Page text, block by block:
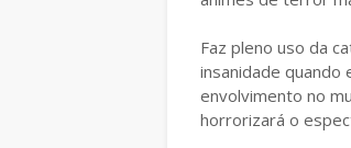
Faz pleno uso da
insanidade quando
envolvimento no
horrorizará o